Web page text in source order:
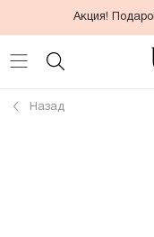
Акция!
Назад